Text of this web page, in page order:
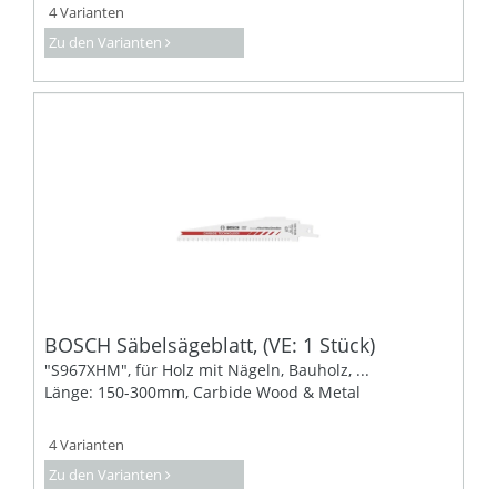
4 Varianten
Zu den Varianten
BOSCH Säbelsägeblatt, (VE: 1 Stück)
"S967XHM", für Holz mit Nägeln, Bauholz, ...
Länge: 150-300mm, Carbide Wood & Metal
4 Varianten
Zu den Varianten